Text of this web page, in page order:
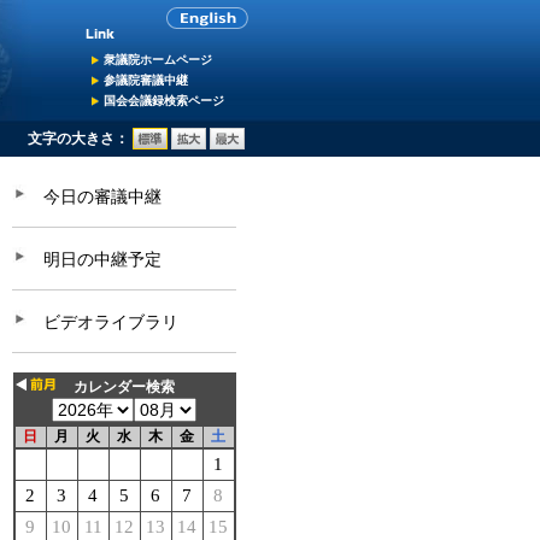
衆議院ホームページ
参議院審議中継
国会会議録検索ページ
文字の大きさ：
今日の審議中継
明日の中継予定
ビデオライブラリ
カレンダー検索
日 月 火 水 木 金 土
1
2
3 4 5 6 7
8
9
10 11 12 13 14
15